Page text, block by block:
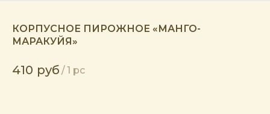
КОРПУСНОЕ ПИРОЖНОЕ «МАНГО-
МАРАКУЙЯ»
410 руб /1 pc